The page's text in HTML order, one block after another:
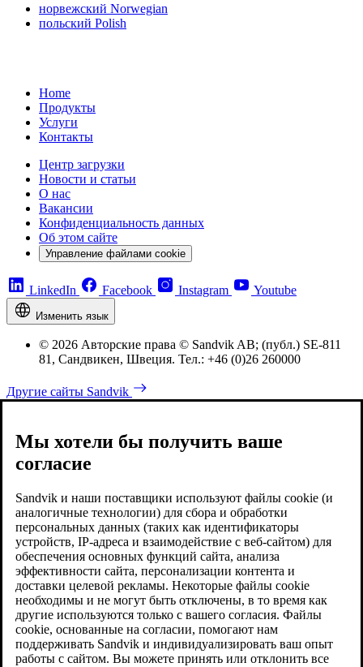
норвежский Norwegian
польский Polish
Home
Продукты
Услуги
Контакты
Центр загрузки
Новости и статьи
О нас
Вакансии
Конфиденциальность данных
Об этом сайте
Управление файлами cookie
LinkedIn Facebook Instagram Youtube
Изменить язык
© 2026 Авторские права © Sandvik AB; (публ.) SE-811
81, Сандвикен, Швеция. Тел.: +46 (0)26 260000
Другие сайты Sandvik
Мы хотели бы получить ваше
согласие
Sandvik и наши поставщики используют файлы cookie (и
аналогичные технологии) для сбора и обработки
персональных данных (таких как идентификаторы
устройств, IP-адреса и взаимодействие с веб-сайтом) для
обеспечения основных функций сайта, анализа
эффективности сайта, персонализации контента и
доставки целевой рекламы. Некоторые файлы cookie
необходимы и не могут быть отключены, в то время как
другие используются только с вашего согласия. Файлы
cookie, основанные на согласии, помогают нам
поддерживать Sandvik и индивидуализировать ваш опыт
работы с сайтом. Вы можете принять или отклонить все